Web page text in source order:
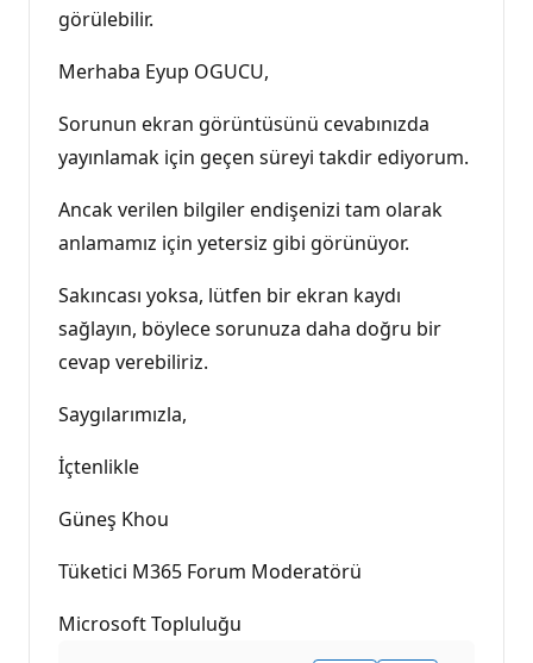
görülebilir.
Merhaba Eyup OGUCU,
Sorunun ekran görüntüsünü cevabınızda
yayınlamak için geçen süreyi takdir ediyorum.
Ancak verilen bilgiler endişenizi tam olarak
anlamamız için yetersiz gibi görünüyor.
Sakıncası yoksa, lütfen bir ekran kaydı
sağlayın, böylece sorunuza daha doğru bir
cevap verebiliriz.
Saygılarımızla,
İçtenlikle
Güneş Khou
Tüketici M365 Forum Moderatörü
Microsoft Topluluğu